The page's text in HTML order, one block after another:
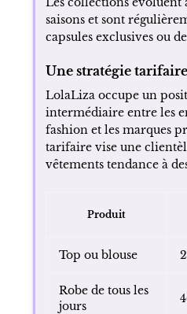
saisons et sont
capsules exclusives ou
Une stratégie
LolaLiza occupe un
intermédiaire entre les
fashion et les marques
tarifaire vise une
vêtements tendance à
Produit
Top ou blouse
Robe de tous les
jours